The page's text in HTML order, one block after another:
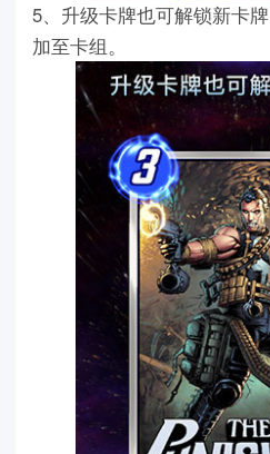
5、升级卡牌也可解锁新卡
加至卡组。